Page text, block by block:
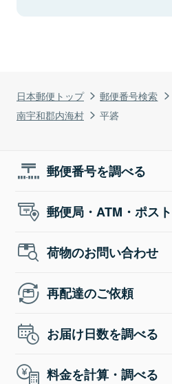
日本郵便トップ 郵便番号検索
南宇和郡内海村
平碆
郵便番号を調べる
郵便局・ATM・ポス
荷物のお問い合わせ
再配達のご依頼
お届け日数を調べる
料金を計算・調べる